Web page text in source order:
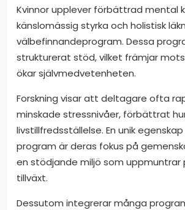
Kvinnor upplever förbättrad mental
känslomässig styrka och holistisk
välbefinnandeprogram. Dessa
strukturerat stöd, vilket främjar
ökar självmedvetenheten.
Forskning visar att deltagare ofta
minskade stressnivåer, förbättrat
livstillfredsställelse. En unik
program är deras fokus på
en stödjande miljö som uppmuntrar
tillväxt.
Dessutom integrerar många